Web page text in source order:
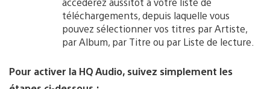
téléchargements, depuis laquelle vous
pouvez sélectionner vos titres par Artiste,
par Album, par Titre ou par Liste de lecture.
Pour activer la HQ Audio, suivez simplement les